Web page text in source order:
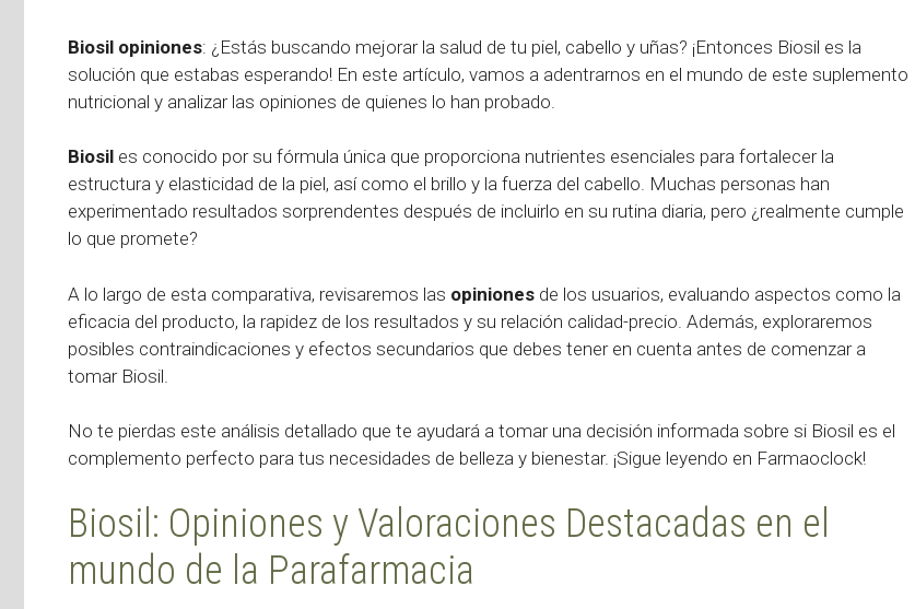
Biosil opiniones: ¿Estás buscando mejorar la salud de tu piel, cabello y uñas? ¡Entonces Biosil es la
solución que estabas esperando! En este artículo, vamos a adentrarnos en el mundo de este suplemento
nutricional y analizar las opiniones de quienes lo han probado.
Biosil es conocido por su fórmula única que proporciona nutrientes esenciales para fortalecer la
estructura y elasticidad de la piel, así como el brillo y la fuerza del cabello. Muchas personas han
experimentado resultados sorprendentes después de incluirlo en su rutina diaria, pero ¿realmente cumple
lo que promete?
A lo largo de esta comparativa, revisaremos las opiniones de los usuarios, evaluando aspectos como la
eficacia del producto, la rapidez de los resultados y su relación calidad-precio. Además, exploraremos
posibles contraindicaciones y efectos secundarios que debes tener en cuenta antes de comenzar a
tomar Biosil.
No te pierdas este análisis detallado que te ayudará a tomar una decisión informada sobre si Biosil es el
complemento perfecto para tus necesidades de belleza y bienestar. ¡Sigue leyendo en Farmaoclock!
Biosil: Opiniones y Valoraciones Destacadas en el
mundo de la Parafarmacia